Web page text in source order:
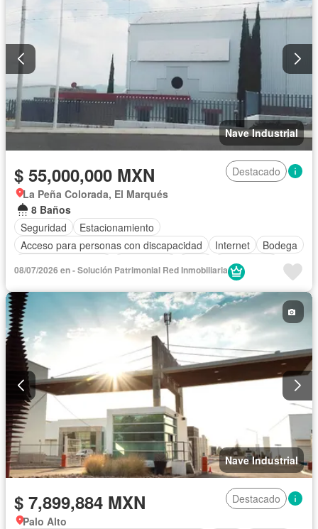
Nave Industrial
$ 55,000,000 MXN
Destacado
La Peña Colorada, El Marqués
8 Baños
Seguridad
Estacionamiento
Acceso para personas con discapacidad
Internet
Bodega
Gas natural
08/07/2026 en - Solución Patrimonial Red Inmobiliaria
Nave Industrial
$ 7,899,884 MXN
Destacado
Palo Alto